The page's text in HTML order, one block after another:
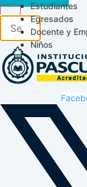
Estudiantes
Egresados
Docente y
Niños